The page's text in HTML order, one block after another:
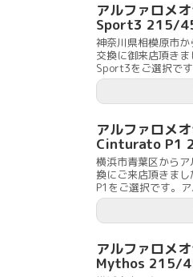
アルファロメ
Sport3 215/
神奈川県相模原市
交換に御来店頂き
Sport3をご選択で
アルファロメ
Cinturato P1
横浜市青葉区から
換にご来店頂きま
P1をご選択です。
アルファロメ
Mythos 215/